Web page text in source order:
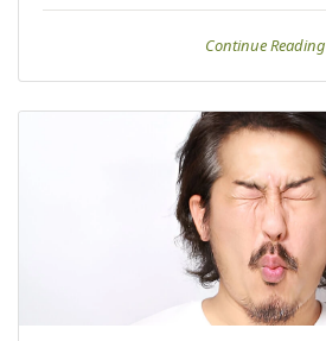
Continue Reading